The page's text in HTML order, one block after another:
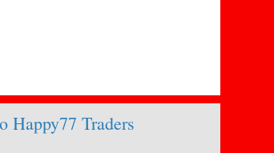
Happy77 Traders